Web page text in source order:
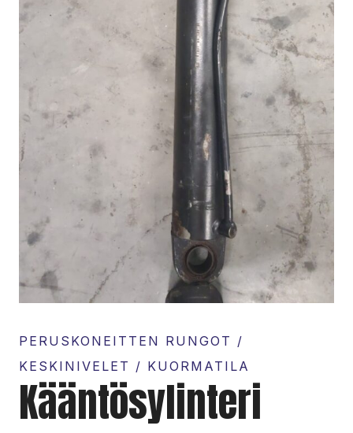
PERUSKONEITTEN RUNGOT /
KESKINIVELET / KUORMATILA
Kääntösylinteri